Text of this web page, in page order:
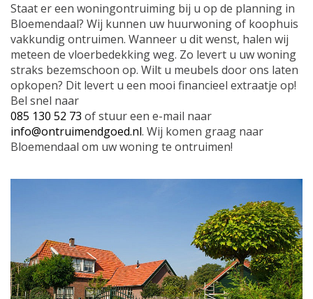
Staat er een woningontruiming bij u op de planning in
Bloemendaal? Wij kunnen uw huurwoning of koophuis
vakkundig ontruimen. Wanneer u dit wenst, halen wij
meteen de vloerbedekking weg. Zo levert u uw woning
straks bezemschoon op. Wilt u meubels door ons laten
opkopen? Dit levert u een mooi financieel extraatje op!
Bel snel naar
085 130 52 73 of stuur een e-mail naar
info@ontruimendgoed.nl. Wij komen graag naar
Bloemendaal om uw woning te ontruimen!